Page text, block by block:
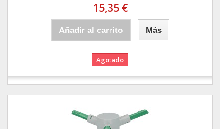
15,35 €
Añadir al carrito Más
Agotado